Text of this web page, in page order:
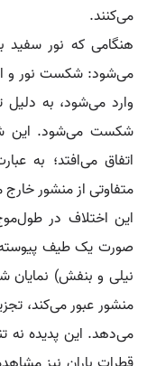
می‌کنند.
هنگامی که نور سفید
می‌شود: شکست نور و
وارد می‌شود، به دلیل
شکست می‌شود. این
اتفاق می‌افتد؛ به
متفاوتی از منشور
این اختلاف در
صورت یک طیف پیوسته
نیلی و بنفش) نمایان
منشور عبور می‌کند،
می‌دهد. این پدیده نه